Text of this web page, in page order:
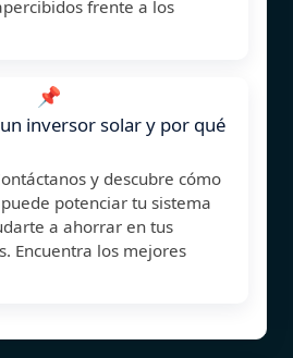
frente a los
📌
inversor solar y por qué
y descubre cómo
potenciar tu sistema
a ahorrar en tus
Encuentra los mejores